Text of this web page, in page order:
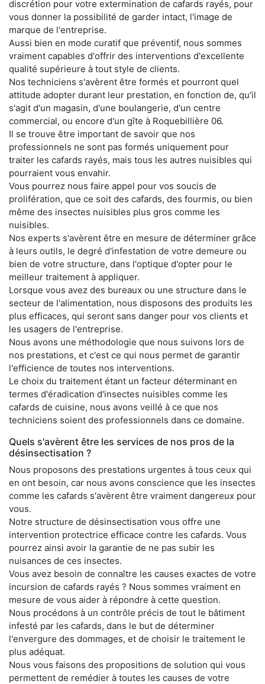
discrétion pour votre extermination de cafards rayés, pour
vous donner la possibilité de garder intact, l'image de
marque de l'entreprise.
Aussi bien en mode curatif que préventif, nous sommes
vraiment capables d'offrir des interventions d'excellente
qualité supérieure à tout style de clients.
Nos techniciens s'avèrent être formés et pourront quel
attitude adopter durant leur prestation, en fonction de, qu'il
s'agit d'un magasin, d'une boulangerie, d'un centre
commercial, ou encore d'un gîte à Roquebillière 06.
Il se trouve être important de savoir que nos
professionnels ne sont pas formés uniquement pour
traiter les cafards rayés, mais tous les autres nuisibles qui
pourraient vous envahir.
Vous pourrez nous faire appel pour vos soucis de
prolifération, que ce soit des cafards, des fourmis, ou bien
même des insectes nuisibles plus gros comme les
nuisibles.
Nos experts s'avèrent être en mesure de déterminer grâce
à leurs outils, le degré d'infestation de votre demeure ou
bien de votre structure, dans l'optique d'opter pour le
meilleur traitement à appliquer.
Lorsque vous avez des bureaux ou une structure dans le
secteur de l'alimentation, nous disposons des produits les
plus efficaces, qui seront sans danger pour vos clients et
les usagers de l'entreprise.
Nous avons une méthodologie que nous suivons lors de
nos prestations, et c'est ce qui nous permet de garantir
l'efficience de toutes nos interventions.
Le choix du traitement étant un facteur déterminant en
termes d'éradication d'insectes nuisibles comme les
cafards de cuisine, nous avons veillé à ce que nos
techniciens soient des professionnels dans ce domaine.
Quels s'avèrent être les services de nos pros de la
désinsectisation ?
Nous proposons des prestations urgentes à tous ceux qui
en ont besoin, car nous avons conscience que les insectes
comme les cafards s'avèrent être vraiment dangereux pour
vous.
Notre structure de désinsectisation vous offre une
intervention protectrice efficace contre les cafards. Vous
pourrez ainsi avoir la garantie de ne pas subir les
nuisances de ces insectes.
Vous avez besoin de connaître les causes exactes de votre
incursion de cafards rayés ? Nous sommes vraiment en
mesure de vous aider à répondre à cette question.
Nous procédons à un contrôle précis de tout le bâtiment
infesté par les cafards, dans le but de déterminer
l'envergure des dommages, et de choisir le traitement le
plus adéquat.
Nous vous faisons des propositions de solution qui vous
permettent de remédier à toutes les causes de votre